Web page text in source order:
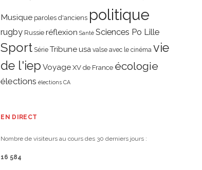
Musique paroles d'anciens politique
rugby Russie réflexion Santé Sciences Po Lille
Sport Série Tribune usa valse avec le cinéma vie
de l'iep Voyage XV de France écologie
élections élections CA
EN DIRECT
Nombre de visiteurs au cours des 30 derniers jours :
16 584